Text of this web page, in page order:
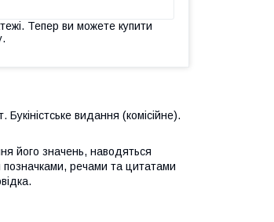
Тепер ви можете купити
видання (комісійне).
його значень, наводяться
речами та цитатами